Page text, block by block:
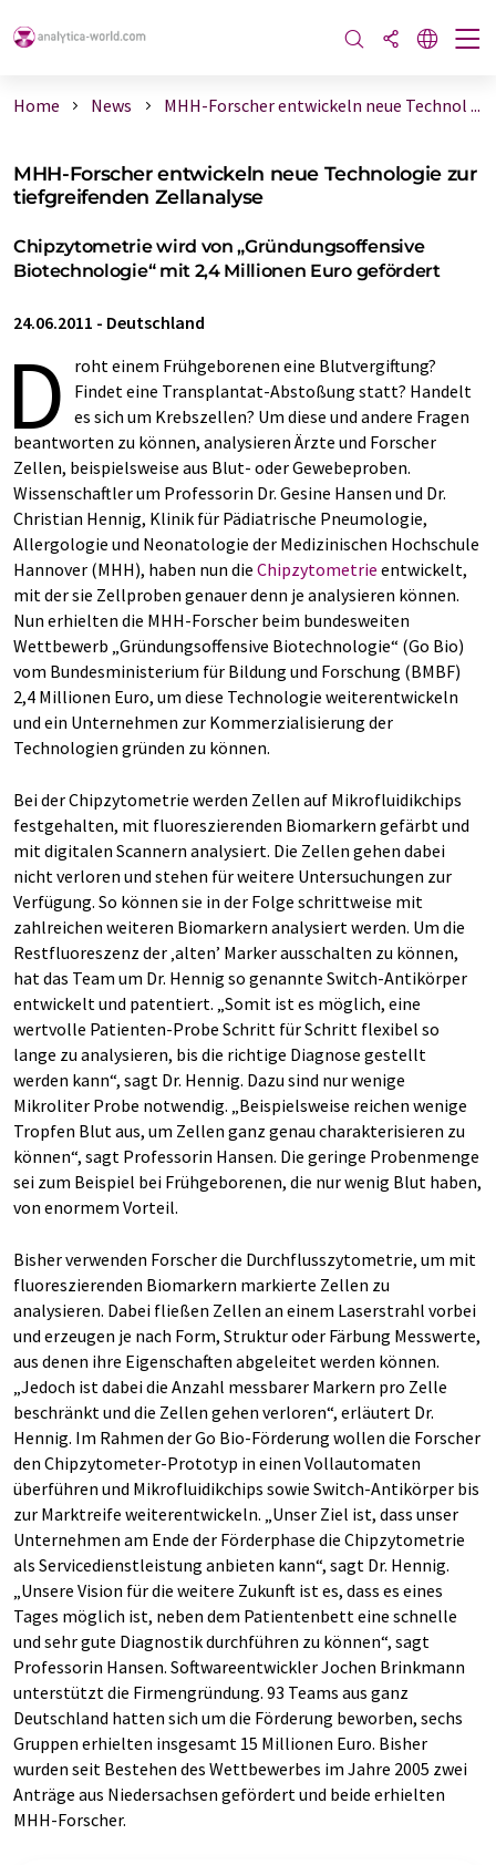
Home News MHH-Forscher entwickeln neue Technol ...
MHH-Forscher entwickeln neue Technologie zur
tiefgreifenden Zellanalyse
Chipzytometrie wird von „Gründungsoffensive
Biotechnologie“ mit 2,4 Millionen Euro gefördert
24.06.2011 - Deutschland
D
roht einem Frühgeborenen eine Blutvergiftung?
Findet eine Transplantat-Abstoßung statt? Handelt
es sich um Krebszellen? Um diese und andere Fragen
beantworten zu können, analysieren Ärzte und Forscher
Zellen, beispielsweise aus Blut- oder Gewebeproben.
Wissenschaftler um Professorin Dr. Gesine Hansen und Dr.
Christian Hennig, Klinik für Pädiatrische Pneumologie,
Allergologie und Neonatologie der Medizinischen Hochschule
Hannover (MHH), haben nun die Chipzytometrie entwickelt,
mit der sie Zellproben genauer denn je analysieren können.
Nun erhielten die MHH-Forscher beim bundesweiten
Wettbewerb „Gründungsoffensive Biotechnologie“ (Go Bio)
vom Bundesministerium für Bildung und Forschung (BMBF)
2,4 Millionen Euro, um diese Technologie weiterentwickeln
und ein Unternehmen zur Kommerzialisierung der
Technologien gründen zu können.
Bei der Chipzytometrie werden Zellen auf Mikrofluidikchips
festgehalten, mit fluoreszierenden Biomarkern gefärbt und
mit digitalen Scannern analysiert. Die Zellen gehen dabei
nicht verloren und stehen für weitere Untersuchungen zur
Verfügung. So können sie in der Folge schrittweise mit
zahlreichen weiteren Biomarkern analysiert werden. Um die
Restfluoreszenz der ‚alten’ Marker ausschalten zu können,
hat das Team um Dr. Hennig so genannte Switch-Antikörper
entwickelt und patentiert. „Somit ist es möglich, eine
wertvolle Patienten-Probe Schritt für Schritt flexibel so
lange zu analysieren, bis die richtige Diagnose gestellt
werden kann“, sagt Dr. Hennig. Dazu sind nur wenige
Mikroliter Probe notwendig. „Beispielsweise reichen wenige
Tropfen Blut aus, um Zellen ganz genau charakterisieren zu
können“, sagt Professorin Hansen. Die geringe Probenmenge
sei zum Beispiel bei Frühgeborenen, die nur wenig Blut haben,
von enormem Vorteil.
Bisher verwenden Forscher die Durchflusszytometrie, um mit
fluoreszierenden Biomarkern markierte Zellen zu
analysieren. Dabei fließen Zellen an einem Laserstrahl vorbei
und erzeugen je nach Form, Struktur oder Färbung Messwerte,
aus denen ihre Eigenschaften abgeleitet werden können.
„Jedoch ist dabei die Anzahl messbarer Markern pro Zelle
beschränkt und die Zellen gehen verloren“, erläutert Dr.
Hennig. Im Rahmen der Go Bio-Förderung wollen die Forscher
den Chipzytometer-Prototyp in einen Vollautomaten
überführen und Mikrofluidikchips sowie Switch-Antikörper bis
zur Marktreife weiterentwickeln. „Unser Ziel ist, dass unser
Unternehmen am Ende der Förderphase die Chipzytometrie
als Servicedienstleistung anbieten kann“, sagt Dr. Hennig.
„Unsere Vision für die weitere Zukunft ist es, dass es eines
Tages möglich ist, neben dem Patientenbett eine schnelle
und sehr gute Diagnostik durchführen zu können“, sagt
Professorin Hansen. Softwareentwickler Jochen Brinkmann
unterstützt die Firmengründung. 93 Teams aus ganz
Deutschland hatten sich um die Förderung beworben, sechs
Gruppen erhielten insgesamt 15 Millionen Euro. Bisher
wurden seit Bestehen des Wettbewerbes im Jahre 2005 zwei
Anträge aus Niedersachsen gefördert und beide erhielten
MHH-Forscher.